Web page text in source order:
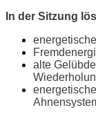
In der Sitzung
alte